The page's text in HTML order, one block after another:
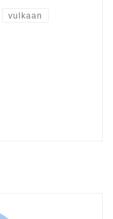
vulkaan